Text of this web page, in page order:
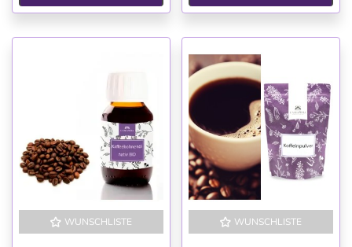
WUNSCHLISTE WUNSCHLISTE